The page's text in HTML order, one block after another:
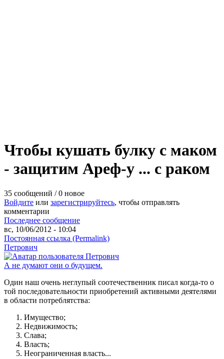
Чтобы кушать булку с маком
- защитим Ареф-у ... с раком
35 сообщений / 0 новое
Войдите или зарегистрируйтесь, чтобы отправлять
комментарии
Последнее сообщение
вс, 10/06/2012 - 10:04
Постоянная ссылка (Permalink)
Петрович
А не думают они о будущем.
Один наш очень неглупый соотечественник писал когда-то о
той последовательности приобретений активными деятелями
в области потреблятства:
Имущество;
Недвижимость;
Слава;
Власть;
Неограниченная власть...